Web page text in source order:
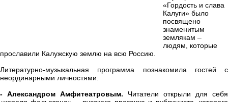
«Гордость и слава
Калуги» было
посвящено
знаменитым
землякам –
людям, которые
прославили Калужскую землю на всю Россию.
Литературно-музыкальная программа познакомила гостей с
неординарными личностями:
- Александром Амфитеатровым. Читатели открыли для себя